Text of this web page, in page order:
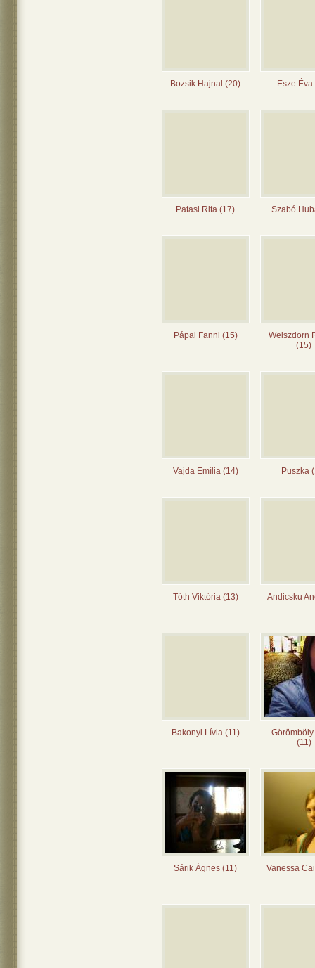
Bozsik Hajnal (20) Esze
Patasi Rita (17) Szabó
Pápai Fanni (15)
Weiszdorn
(15)
Vajda Emília (14) Puszka
Tóth Viktória (13) Andicsku
Bakonyi Lívia (11)
(11)
Sárik Ágnes (11) Vanessa